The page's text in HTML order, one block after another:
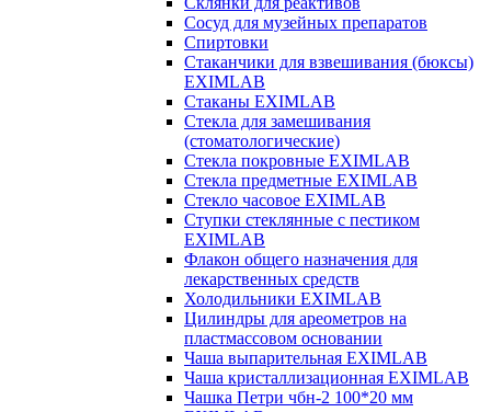
Сосуд для музейных препаратов
Спиртовки
Стаканчики для взвешивания (бюксы)
EXIMLAB
Стаканы EXIMLAB
Стекла для замешивания
(стоматологические)
Стекла покровные EXIMLAB
Стекла предметные EXIMLAB
Стекло часовое EXIMLAB
Ступки стеклянные с пестиком
EXIMLAB
Флакон общего назначения для
лекарственных средств
Холодильники EXIMLAB
Цилиндры для ареометров на
пластмассовом основании
Чаша выпарительная EXIMLAB
Чаша кристаллизационная EXIMLAB
Чашка Петри чбн-2 100*20 мм